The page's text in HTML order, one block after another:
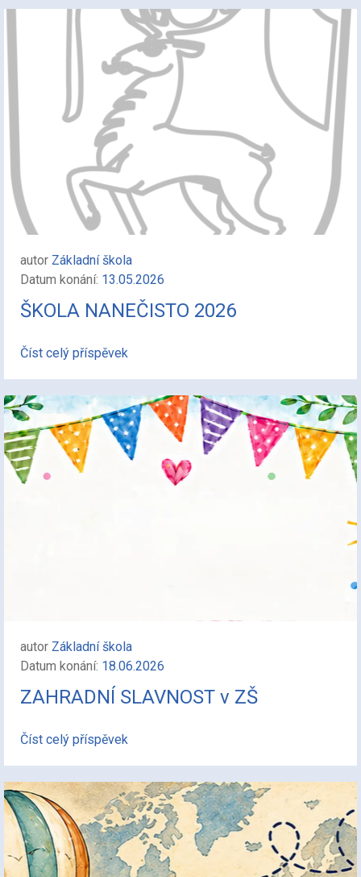
autor Základní škola
Datum konání: 13.05.2026
ŠKOLA NANEČISTO 2026
Číst celý příspěvek
autor Základní škola
Datum konání: 18.06.2026
ZAHRADNÍ SLAVNOST v ZŠ
Číst celý příspěvek